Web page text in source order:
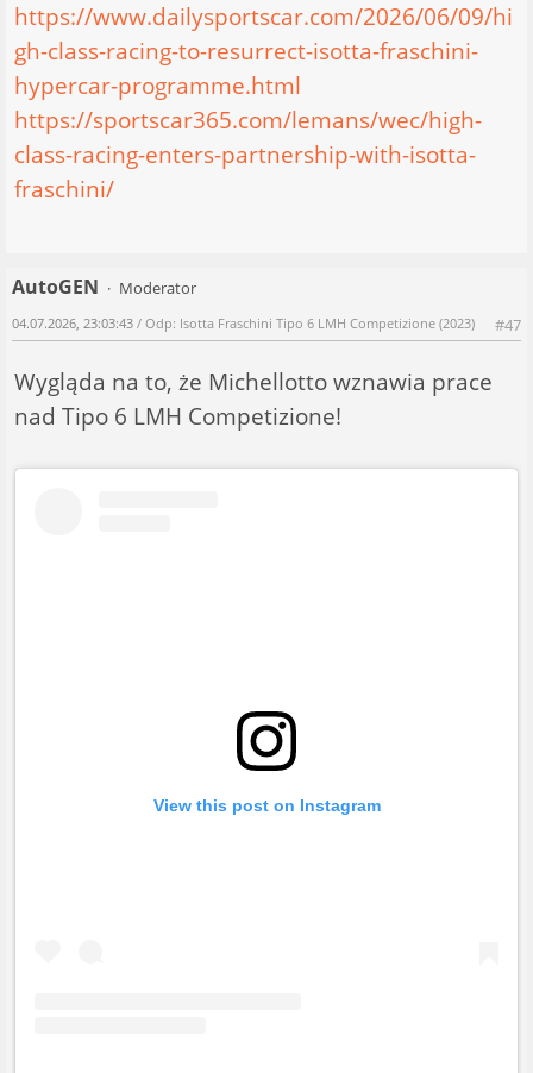
https://www.dailysportscar.com/2026/06/09/hi
gh-class-racing-to-resurrect-isotta-fraschini-
hypercar-programme.html
https://sportscar365.com/lemans/wec/high-
class-racing-enters-partnership-with-isotta-
fraschini/
AutoGEN
Moderator
#47
04.07.2026, 23:03:43 / Odp: Isotta Fraschini Tipo 6 LMH Competizione (2023)
Wygląda na to, że Michellotto wznawia prace
nad Tipo 6 LMH Competizione!
View this post on Instagram